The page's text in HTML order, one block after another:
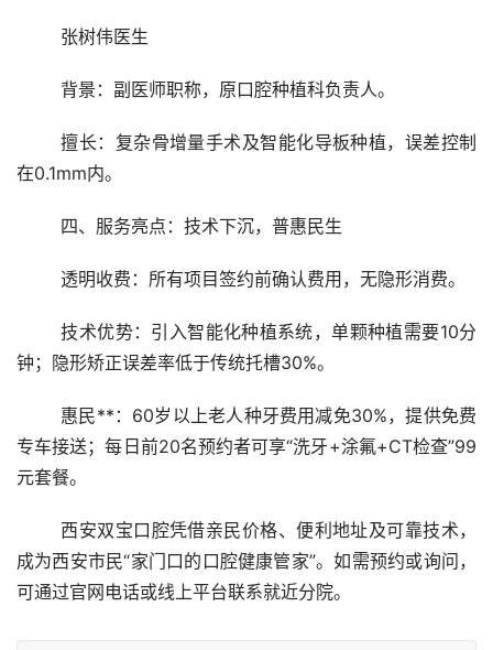
	张树伟医生
	背景：副医师职称，原口腔种植科负责人。
	擅长：复杂骨增量手术及智能化导板种植，误差控制
在0.1mm内。
	四、服务亮点：技术下沉，普惠民生
	透明收费：所有项目签约前确认费用，无隐形消费。
	技术优势：引入智能化种植系统，单颗种植需要10分
钟；隐形矫正误差率低于传统托槽30%。
专车接送；每日前20名预约者可享“洗牙+涂氟+CT检查”99
元套餐。
成为西安市民“家门口的口腔健康管家”。如需预约或询问，
可通过官网电话或线上平台联系就近分院。